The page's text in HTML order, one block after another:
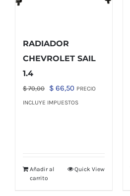
RADIADOR
CHEVROLET SAIL
1.4
$70,00
El
precio
$ 66,50El
precio
PRECIO
INCLUYE IMPUESTOS
Añadir al
carrito
Quick View